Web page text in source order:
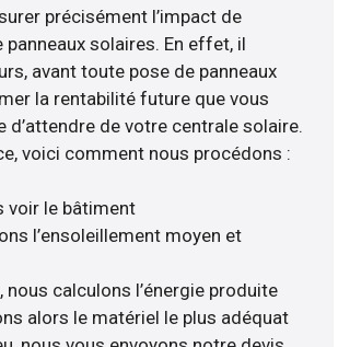
précisément l’impact de
panneaux solaires. En effet, il
avant toute pose de panneaux
la rentabilité future que vous
d’attendre de votre centrale solaire.
voici comment nous procédons :
voir le bâtiment
l’ensoleillement moyen et
nous calculons l’énergie produite
alors le matériel le plus adéquat